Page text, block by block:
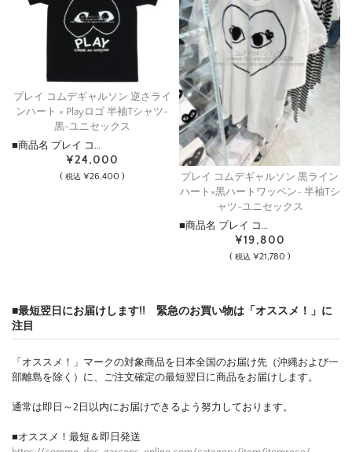
プレイ コムデギャルソン 逆さライ
ンハート × Playロゴ 半袖Tシャツ-
黒-ユニセックス
■商品名 プレイ コ…
¥24,000
( 税込 ¥26,400 )
プレイ コムデギャルソン 黒ライン
ハート×黒ハートワッペン- 半袖Tシ
ャツ-ユニセックス
■商品名 プレイ コ…
¥19,800
( 税込 ¥21,780 )
■最短翌日にお届けします!! 緊急のお買い物は「オススメ！」に
注目
「オススメ！」マークの対象商品を日本全国のお届け先（沖縄および一
部離島を除く）に、ご注文確定の最短翌日に商品をお届けします。
通常は即日～2日以内にお届けできるよう努力しております。
■オススメ！最短＆即日発送